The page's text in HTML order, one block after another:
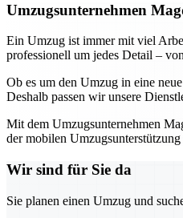
Umzugsunternehmen
Ein Umzug ist immer mit viel
professionell um jedes Detail –
Ob es um den Umzug in eine
Deshalb passen wir unsere
Mit dem Umzugsunternehmen
der mobilen
Wir sind für Sie da
Sie planen einen Umzug und